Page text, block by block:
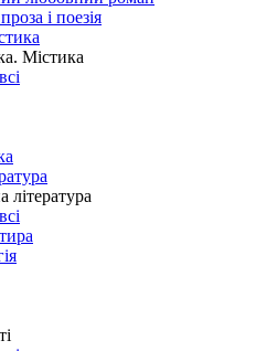
і поезія
Містика
література